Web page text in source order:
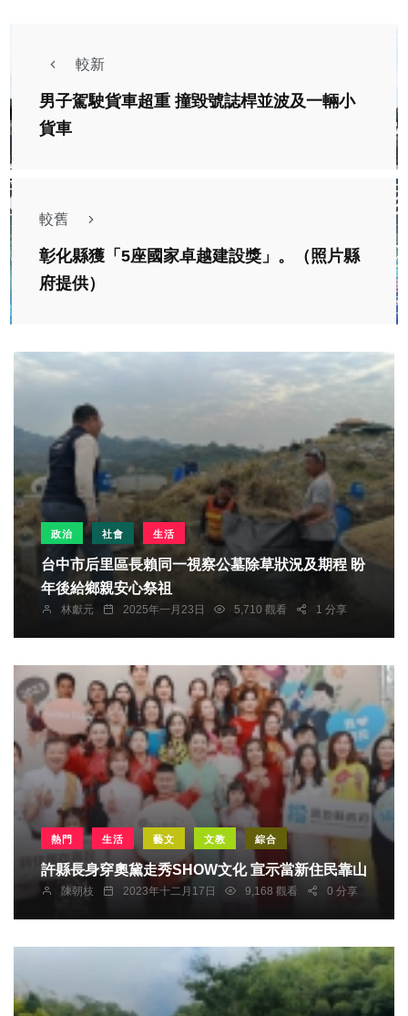
較新
男子駕駛貨車超重 撞毀號誌桿並波及一輛小
貨車
較舊
彰化縣獲「5座國家卓越建設獎」。（照片縣
府提供）
政治 社會 生活
台中市后里區長賴同一視察公墓除草狀況及期程 盼
年後給鄉親安心祭祖
林獻元 2025年一月23日 5,710 觀看 1 分享
熱門 生活 藝文 文教 綜合
許縣長身穿奧黛走秀SHOW文化 宣示當新住民靠山
陳朝枝 2023年十二月17日 9,168 觀看 0 分享